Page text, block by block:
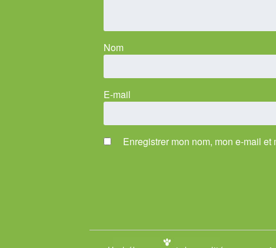
Nom
E-mail
Enregistrer mon nom, mon e-mail